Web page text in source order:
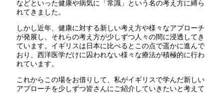
などといった健康や病気に「常識」という名の考え方に縛ら
れてきました。
しかし近年、健康に対する新しい考え方や様々なアプローチ
が発展し、それらの考え方が少しずつ人々の間に浸透してき
ています。イギリスは日本に比べるとこの点で遥かに進んで
おり、西洋医学だけに囚われない様々な療法が積極的に行わ
れています。
これからこの場をお借りして、私がイギリスで学んだ新しい
アプローチを少しずつ皆さんにご紹介していきたいと考えて